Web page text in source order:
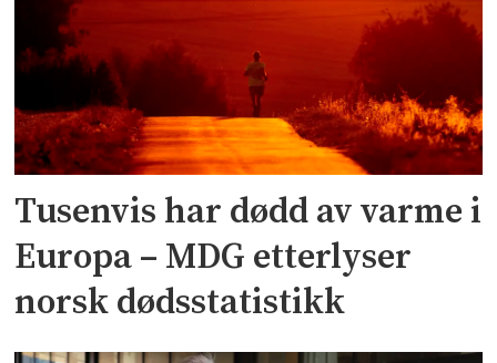
Tusenvis har dødd av varme i
Europa – MDG etterlyser
norsk dødsstatistikk